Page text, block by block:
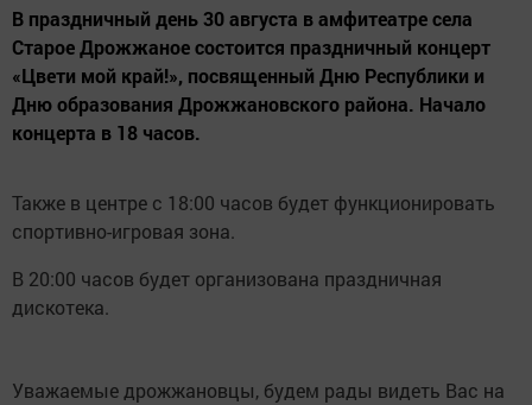
В праздничный день 30 августа в амфитеатре села
Старое Дрожжаное состоится праздничный концерт
«Цвети мой край!», посвященный Дню Республики и
Дню образования Дрожжановского района. Начало
концерта в 18 часов.
Также в центре с 18:00 часов будет функционировать
спортивно-игровая зона.
В 20:00 часов будет организована праздничная
дискотека.
Уважаемые дрожжановцы, будем рады видеть Вас на